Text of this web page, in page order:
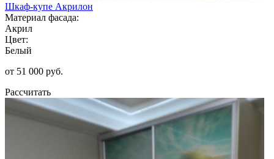
Шкаф-купе Акрилон
Материал фасада:
Акрил
Цвет:
Белый
от 51 000 руб.
Рассчитать